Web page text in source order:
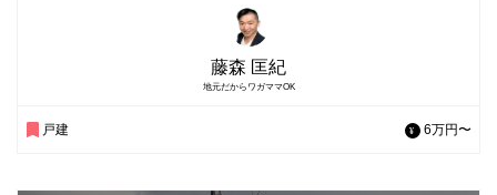
藤森 匡紀
地元だからワガママOK
戸建 6万円〜